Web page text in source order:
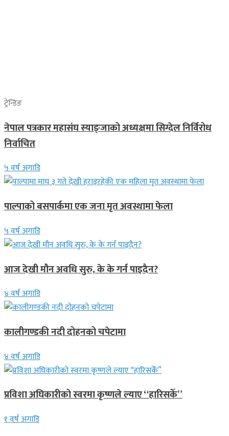
ट्रेन्डिङ
नेपाल पत्रकार महासंघ स्याङ्जाको अध्यक्षमा सिग्देल निर्विरोध
निर्वाचित
५ वर्ष अगाडि
पाल्पाको बसपार्कमा एक जना मृत अवस्थामा फेला
५ वर्ष अगाडि
आज देखी मौन अवधि सुरु, के के गर्न पाइदैन?
४ वर्ष अगाडि
कालीगण्डकी नदी दोहनको चपेटामा
४ वर्ष अगाडि
प्रविशा अघिकारीको स्वरमा कृष्णले ल्याए “हारिसकेँ”
१ वर्ष अगाडि